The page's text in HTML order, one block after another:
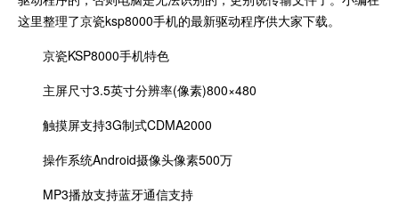
这里整理了京瓷ksp8000手机的最新驱动程序供大家下载。
京瓷KSP8000手机特色
主屏尺寸3.5英寸分辨率(像素)800×480
触摸屏支持3G制式CDMA2000
操作系统Android摄像头像素500万
MP3播放支持蓝牙通信支持